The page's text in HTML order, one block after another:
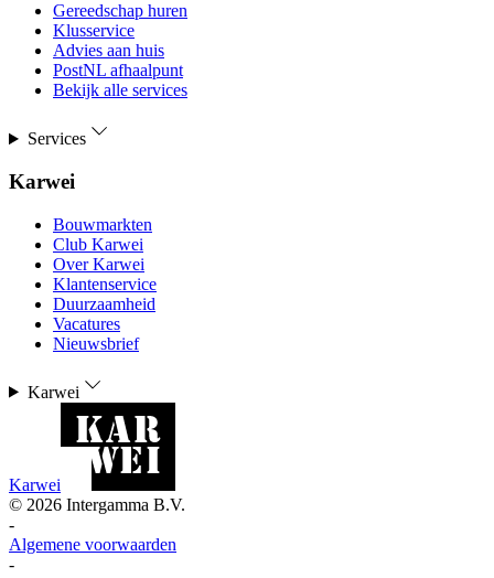
Gereedschap huren
Klusservice
Advies aan huis
PostNL afhaalpunt
Bekijk alle services
Services
Karwei
Bouwmarkten
Club Karwei
Over Karwei
Klantenservice
Duurzaamheid
Vacatures
Nieuwsbrief
Karwei
Karwei
© 2026 Intergamma B.V.
-
Algemene voorwaarden
-